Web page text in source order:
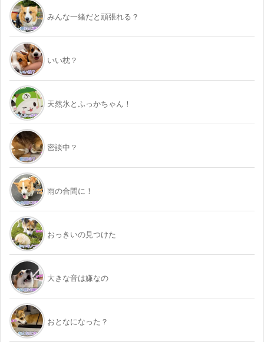
みんな一緒だと頑張れる？
いい枕？
天然氷とふっかちゃん！
密談中？
雨の合間に！
おっきいの見つけた
大きな音は嫌なの
おとなになった？